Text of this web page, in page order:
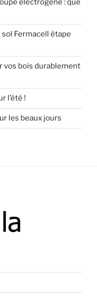
électrogène : que
Fermacell étape
vos bois durablement
l’été !
les beaux jours